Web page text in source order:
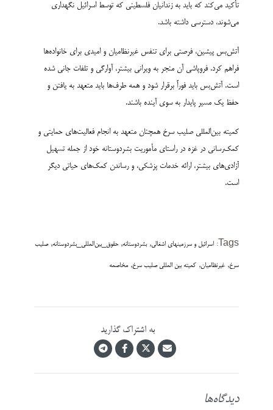
تأکید می‌کند که باید به زندانیان فلسطینی که توسط اسرائیل نگهداری
می‌شوند، دسترسی داشته باشد.
آتش‌بس پیشین، فرصتی برای تنفس غیرنظامیان و امیدی برای خانواده‌ها
فراهم کرد. فروپاشی آن منجر به ویرانی بیشتر، آوارگی و تلفات جانی شده
است. آتش‌بس باید فوراً برقرار شود و همه طرف‌ها باید متعهد به یافتن و
حفظ یک مسیر پایدار به سوی آینده باشند.
کمیته بین‌المللی صلیب سرخ همچنان متعهد به انجام فعالیت‌های حمایتی و
کمک‌رسانی در غزه در راستای مأموریت بشردوستانه خود از جمله تسهیل
آزادی‌های بیشتر، ارائه خدمات پزشکی، و رساندن کمک‌های حیاتی دیگر
است.
Tags: اسرائیل و سرزمینهای اشغالی, بشردوستانه,حقوق_بین‌المللی_بشردوستانه,صلیب
سرخ, غیرنظامیان, کمیته بین المللی صلیب سرخ, مخاصمه
به اشتراک گذارید
دیدگاه‌ها